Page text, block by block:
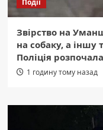
Події
Звірство на
на собаку, а іншу
Поліція
1 годину тому назад